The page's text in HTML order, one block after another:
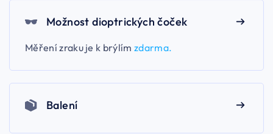
Možnost dioptrických čoček
Měření zraku je k brýlím zdarma.
Balení